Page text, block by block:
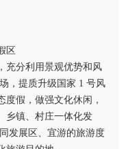
区
充分利用景观优势和风
，提质升级国家 1 号风
假，做强文化休闲，
乡镇、村庄一体化发
发展区、宜游的旅游度